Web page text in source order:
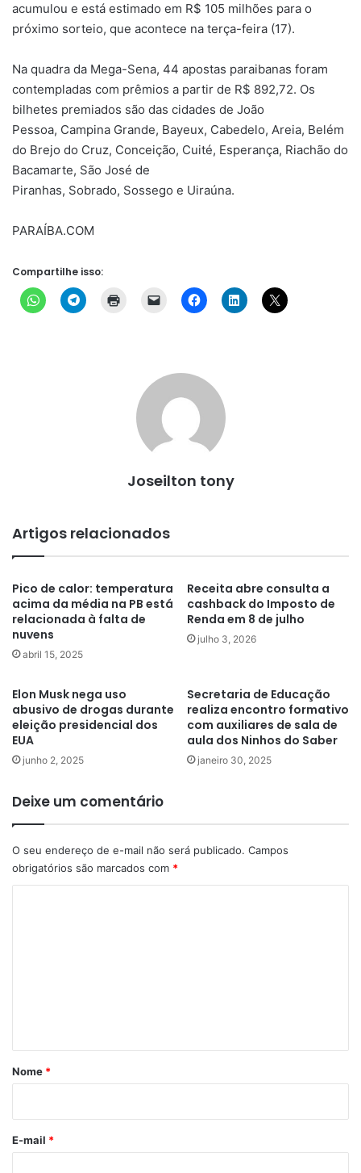
acumulou e está estimado em R$ 105 milhões para o
próximo sorteio, que acontece na terça-feira (17).
Na quadra da Mega-Sena, 44 apostas paraibanas foram
contempladas com prêmios a partir de R$ 892,72. Os
bilhetes premiados são das cidades de João
Pessoa, Campina Grande, Bayeux, Cabedelo, Areia, Belém
do Brejo do Cruz, Conceição, Cuité, Esperança, Riachão do
Bacamarte, São José de
Piranhas, Sobrado, Sossego e Uiraúna.
PARAÍBA.COM
Compartilhe isso:
Joseilton tony
Artigos relacionados
Pico de calor: temperatura
acima da média na PB está
relacionada à falta de
nuvens
abril 15, 2025
Receita abre consulta a
cashback do Imposto de
Renda em 8 de julho
julho 3, 2026
Elon Musk nega uso
abusivo de drogas durante
eleição presidencial dos
EUA
junho 2, 2025
Secretaria de Educação
realiza encontro formativo
com auxiliares de sala de
aula dos Ninhos do Saber
janeiro 30, 2025
Deixe um comentário
O seu endereço de e-mail não será publicado. Campos
obrigatórios são marcados com *
r
*
Nome *
E-mail *